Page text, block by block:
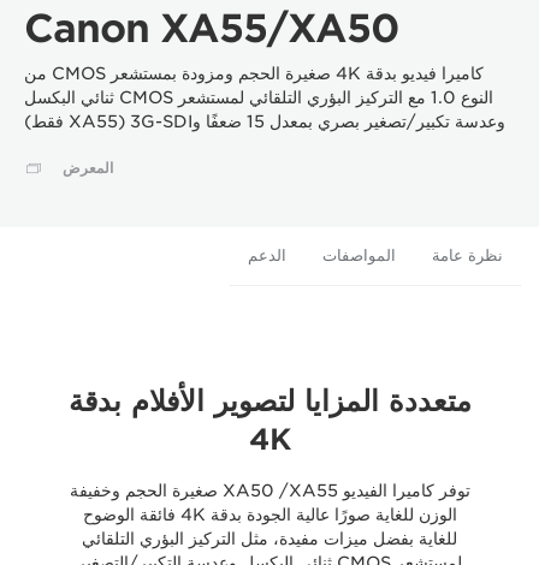
Canon XA55/XA50
كاميرا فيديو بدقة 4K صغيرة الحجم ومزودة بمستشعر CMOS من
النوع 1.0 مع التركيز البؤري التلقائي لمستشعر CMOS ثنائي البكسل
وعدسة تكبير/تصغير بصري بمعدل 15 ضعفًا و3G-SDI (XA55 فقط)
المعرض
نظرة عامة المواصفات الدعم
متعددة المزايا لتصوير الأفلام بدقة
4K
توفر كاميرا الفيديو XA55‏/ XA50 صغيرة الحجم وخفيفة
الوزن للغاية صورًا عالية الجودة بدقة 4K فائقة الوضوح
للغاية بفضل ميزات مفيدة، مثل التركيز البؤري التلقائي